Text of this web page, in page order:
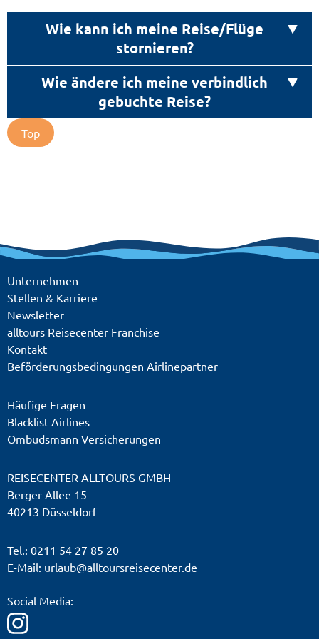
Wie kann ich meine Reise/Flüge
stornieren?
der Stornokosten mitzuteilen. Diese sind je
nach Stornierungsdatum immer
Wie ändere ich meine verbindlich
gebuchte Reise?
Leider ist eine Stornierung Ihrer Reise oder
Reiseteilnehmer die gebuchte Reise antreten
kann, muss die Reise schriftlich vom
Reiseanmelder storniert werden. Der
Umbuchungswunsch erfolgt ebenfalls
schriftlich vom Reiseanmelder. Sollte allerdings
nur einer der Reiseteilnehmer an der Reise
nicht teilnehmen können, so kann er eine
Reise antritt. Die Namensänderung ist im
Normalfall kostenpflichtig und bei bestimmten
Fluggesellschaften bedauerlicherweise gar
Umbuchungsgebühren entnehmen Sie bitte den
AGB Ihres jeweils gebuchten Leistungsträgers
bzw. Reiseveranstalters. Gerne stehen wir Ihnen
Top
Unternehmen
Stellen & Karriere
Newsletter
alltours Reisecenter Franchise
Kontakt
Beförderungsbedingungen Airlinepartner
Häufige Fragen
Blacklist Airlines
Ombudsmann Versicherungen
REISECENTER ALLTOURS GMBH
Berger Allee 15
40213 Düsseldorf
Tel.: 0211 54 27 85 20
E-Mail: urlaub@alltoursreisecenter.de
Social Media: